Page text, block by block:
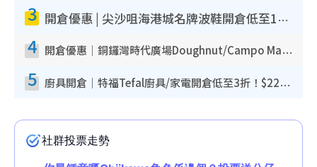
3 開倉優惠 | 尖沙咀海港城名牌波鞋開倉低至1折！On鞋$899起／Joy&Peace鞋履$98起
4 開倉優惠｜銅鑼灣時代廣場Doughnut/Campo Marzio開倉低至1折！背囊、書包、手袋劈價$200起
5 廚具開倉｜特福Tefal廚具/家電開倉低至3折！$220起買平底鍋/炒鑊/湯煲！電飯煲/吸塵機/燙斗$418起